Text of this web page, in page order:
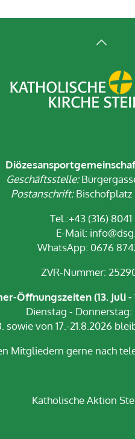
Geschäftsstelle:
Postanschrift:Bischofplatz
Tel.:+43 (316) 8041
E-Mail:
WhatsApp: 0676
ZVR-Nummer:
Öffnungszeiten (13. Juli -
Dienstag - Donnerstag:
sowie von 17.-21.8.2026
Mitgliedern gerne nach
Katholische Aktion